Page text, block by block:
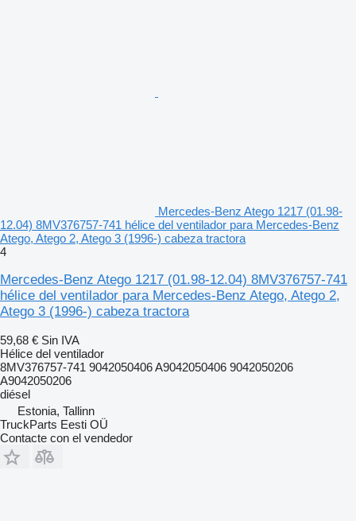
Mercedes-Benz Atego 1217 (01.98-
12.04) 8MV376757-741 hélice del ventilador para Mercedes-Benz
Atego, Atego 2, Atego 3 (1996-) cabeza tractora
4
Mercedes-Benz Atego 1217 (01.98-12.04) 8MV376757-741
hélice del ventilador para Mercedes-Benz Atego, Atego 2,
Atego 3 (1996-) cabeza tractora
59,68 € Sin IVA
Hélice del ventilador
8MV376757-741 9042050406 A9042050406 9042050206
A9042050206
diésel
Estonia, Tallinn
TruckParts Eesti OÜ
Contacte con el vendedor